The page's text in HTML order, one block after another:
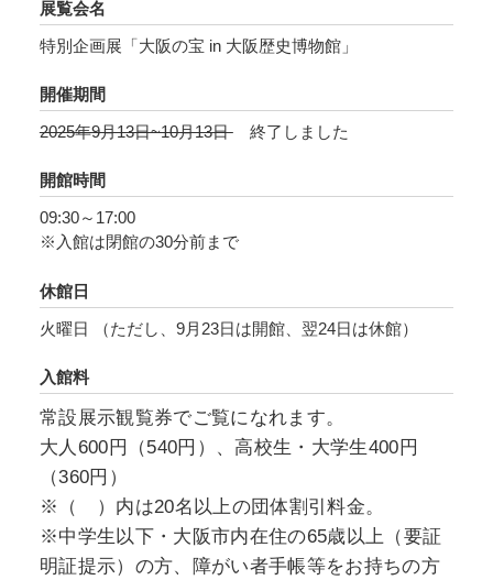
阪歴史博物館が考える「大阪の宝」は、大阪で
生まれたり育ったり、あるいはここで暮らした
「コト」たちです。それらがもつ多様な「顔つ
き」は大阪の特徴をさまざまな角度から照らし
出してくれるとともに、未来への示唆を与えて
くれます。
大阪での人間の活動が知られるのは三万数千年
前から。海に面した地理的環境により、古くか
ら国内外との往来が盛んだった大阪ならではの
壮大な人間ストーリーを、大阪歴史博物館の
「大阪の宝」でぜひご覧ください。
展覧会名
特別企画展「大阪の宝 in 大阪歴史博物館」
開催期間
2025年9月13日~10月13日
終了しました
開館時間
09:30～17:00
※入館は閉館の30分前まで
休館日
火曜日 （ただし、9月23日は開館、翌24日は休館）
入館料
常設展示観覧券でご覧になれます。
大人600円（540円）、高校生・大学生400円
（360円）
※（ ）内は20名以上の団体割引料金。
※中学生以下・大阪市内在住の65歳以上（要証
明証提示）の方、障がい者手帳等をお持ちの方